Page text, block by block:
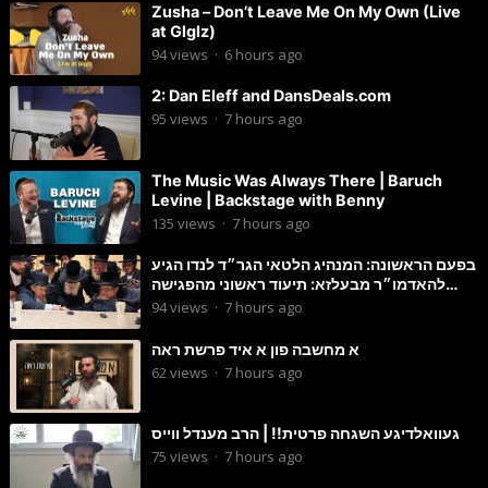
Zusha – Don’t Leave Me On My Own (Live
at Glglz)
94views · 6 hours ago
2: Dan Eleff and DansDeals.com
95 views · 7 hours ago
The Music Was Always There | Baruch
Levine | Backstage with Benny
135 views · 7 hours ago
בפעם הראשונה: המנהיג הלטאי הגר״ד לנדו הגיע
להאדמו״ר מבעלזא: תיעוד ראשוני מהפגישה
הנדירה
94views · 7 hours ago
א מחשבה פון א איד פרשת ראה
62 views · 7 hours ago
געוואלדיגע השגחה פרטית!! | הרב מענדל ווייס
75 views · 7 hours ago